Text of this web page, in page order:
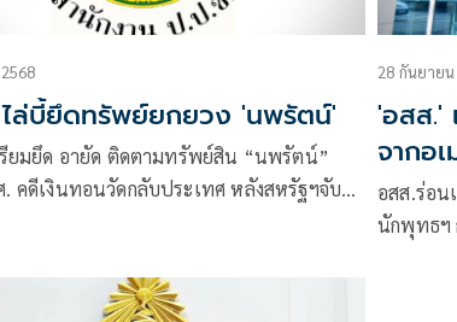
ไล่บี้ยึดทรัพย์ยกยวง 'นพรัตน์'
ยมยึด อายัด ติดตามทรัพย์สิน “นพรัตน์”
คดีเงินทอนวัดกลับประเทศ หลังสหรัฐฯจับกุม
28 กันยาย
'อสส.'
จากอ
อสส.ร่อน
นักพุทธฯ